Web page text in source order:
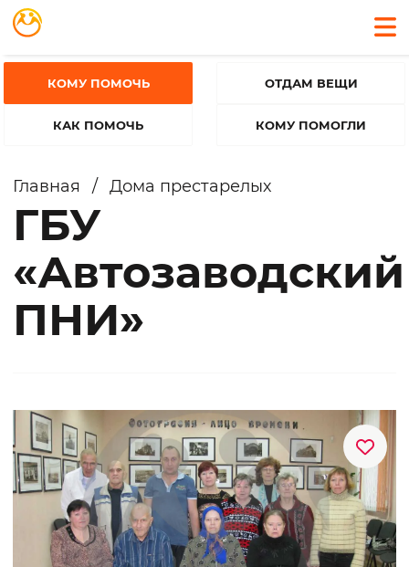
КОМУ ПОМОЧЬ
КАК ПОМОЧЬ
ОТДАМ ВЕЩИ
КОМУ ПОМОГЛИ
Главная / Дома престарелых
ГБУ
«Автозаводский
ПНИ»